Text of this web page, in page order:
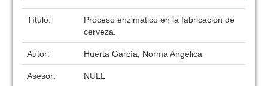
Título:
Proceso enzimatico en la fabricación de
cerveza.
Autor: Huerta García, Norma Angélica
Asesor: NULL